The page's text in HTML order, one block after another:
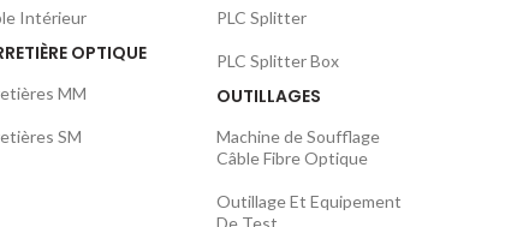
Intérieur
OPTIQUE
MM
SM
PLC Splitter
PLC Splitter Box
OUTILLAGES
Machine de Soufflage
Câble Fibre Optique
Outillage Et Equipement
De Test